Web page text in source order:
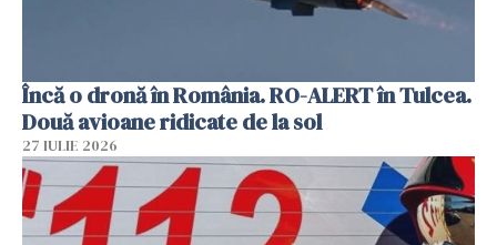
Încă o dronă în România. RO-ALERT în Tulcea.
Două avioane ridicate de la sol
27 IULIE 2026